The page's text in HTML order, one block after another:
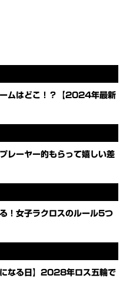
ムはどこ！？【2024年最新
レーヤー的もらって嬉しい差
！女子ラクロスのルール5つ
になる日】2028年ロス五輪で